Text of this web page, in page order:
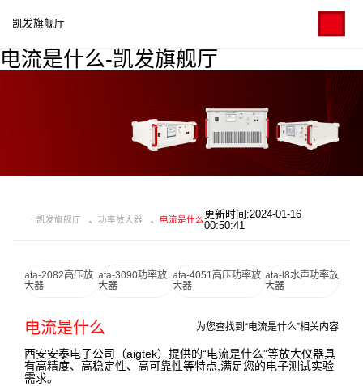
电流是什么-凯发旗舰厅
凯发旗舰厅
凯发旗舰厅 功率放大器 电流是什么更新时间:2024-01-16
00:50:41
ata-2082高压放
大器
ata-3090功率放
大器
ata-4051高压功率放
大器
ata-l8水声功率放
大器
电流是什么 为您查找到“电流是什么”相关内容
西安安泰电子公司（aigtek）提供的“电流是什么”等放大仪器具
有高精度、高稳定性、高可靠性等特点,满足您的电子测试实验
需求。